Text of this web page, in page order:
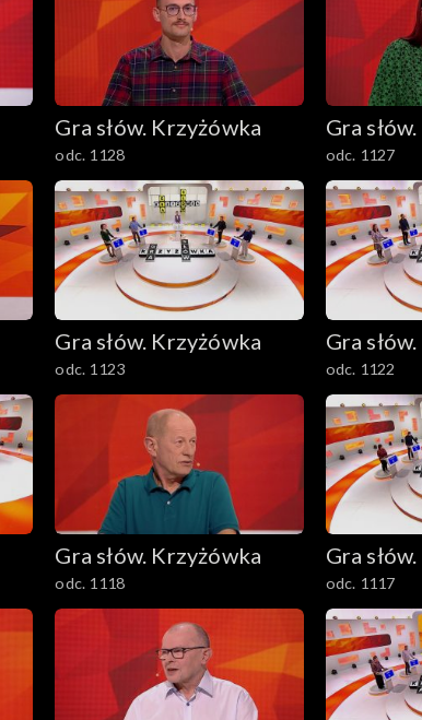
Gra słów. Krzyżówka
odc. 1128
Gra
odc. 1127
Gra słów. Krzyżówka
odc. 1123
Gra
odc. 1122
Gra słów. Krzyżówka
odc. 1118
Gra
odc. 1117